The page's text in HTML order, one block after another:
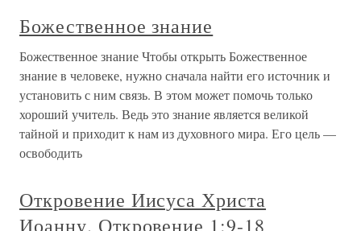
Божественное знание
Божественное знание Чтобы открыть Божественное
знание в человеке, нужно сначала найти его источник и
установить с ним связь. В этом может помочь только
хороший учитель. Ведь это знание является великой
тайной и приходит к нам из духовного мира. Его цель —
освободить
Откровение Иисуса Христа
Иоанну. Откровение 1:9-18